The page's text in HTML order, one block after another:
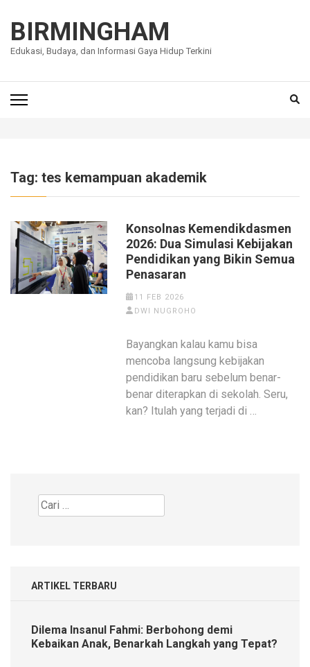
konten
(Tekan
BIRMINGHAM
Edukasi, Budaya, dan Informasi Gaya Hidup Terkini
Tag: tes kemampuan akademik
Konsolnas Kemendikdasmen
2026: Dua Simulasi Kebijakan
Pendidikan yang Bikin Semua
Penasaran
11 FEB 2026
DWI NUGROHO
Bayangkan kalau kamu bisa
mencoba langsung kebijakan
pendidikan baru sebelum benar-
benar diterapkan di sekolah. Seru,
kan? Itulah yang terjadi di …
Cari
untuk:
ARTIKEL TERBARU
Dilema Insanul Fahmi: Berbohong demi
Kebaikan Anak, Benarkah Langkah yang Tepat?